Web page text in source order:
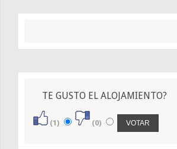
TE GUSTO EL ALOJAMIENTO?
(1) (0)